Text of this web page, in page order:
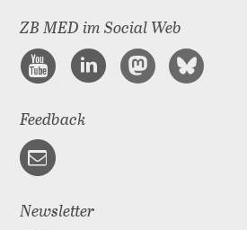
ZB MED im Social Web
Feedback
Newsletter